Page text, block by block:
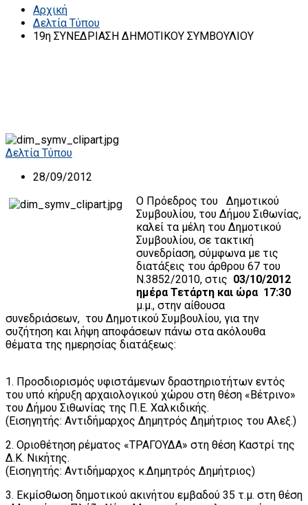
Αρχική
Δελτία Τύπου
19η ΣΥΝΕΔΡΙΑΣΗ ΔΗΜΟΤΙΚΟΥ ΣΥΜΒΟΥΛΙΟΥ
Δελτία Τύπου
28/09/2012
Ο Πρόεδρος του Δημοτικού
Συμβουλίου, του Δήμου Σιθωνίας,
καλεί τα μέλη του Δημοτικού
Συμβουλίου, σε τακτική
συνεδρίαση, σύμφωνα με τις
διατάξεις του άρθρου 67 του
Ν.3852/2010, στις 03/10/2012
ημέρα Τετάρτη και ώρα 17:30
μ.μ., στην αίθουσα
συνεδριάσεων, του Δημοτικού Συμβουλίου, για την
συζήτηση και λήψη αποφάσεων πάνω στα ακόλουθα
θέματα της ημερησίας διατάξεως:
1. Προσδιορισμός υφιστάμενων δραστηριοτήτων εντός
του υπό κήρυξη αρχαιολογικού χώρου στη θέση «Βέτρινο»
του Δήμου Σιθωνίας της Π.Ε. Χαλκιδικής.
(Εισηγητής: Αντιδήμαρχος Δημητρός Δημήτριος του Αλεξ.)
2. Οριοθέτηση ρέματος «ΤΡΑΓΟΥΔΑ» στη θέση Καστρί της
Δ.Κ. Νικήτης.
(Εισηγητής: Αντιδήμαρχος κ.Δημητρός Δημήτριος)
3. Εκμίσθωση δημοτικού ακινήτου εμβαδού 35 τ.μ. στη θέση